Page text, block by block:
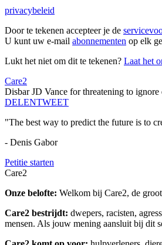
privacybeleid
Door te tekenen accepteer je de
U kunt uw e-mail abonnementen op elk
Lukt het niet om dit te tekenen? Laat het
Care2
Disbar JD Vance for threatening to ignore
DELENTWEET
"The best way to predict the future is to
- Denis Gabor
Petitie starten
Care2
Onze belofte: Welkom bij Care2, de
Care2 bestrijdt: dwepers, racisten,
mensen. Als jouw mening aansluit bij dit